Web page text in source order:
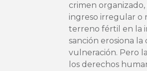
crimen
ingreso irregular o
terreno fértil en la
sanción erosiona
vulneración. Pero
los derechos